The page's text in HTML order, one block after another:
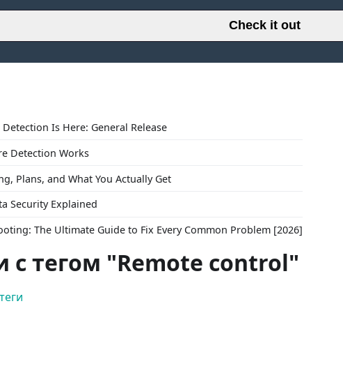
Check it out
Is Here: General Release
Detection Works
Plans, and What You Actually Get
Security Explained
The Ultimate Guide to Fix Every Common Problem [2026]
с тегом "Remote control"